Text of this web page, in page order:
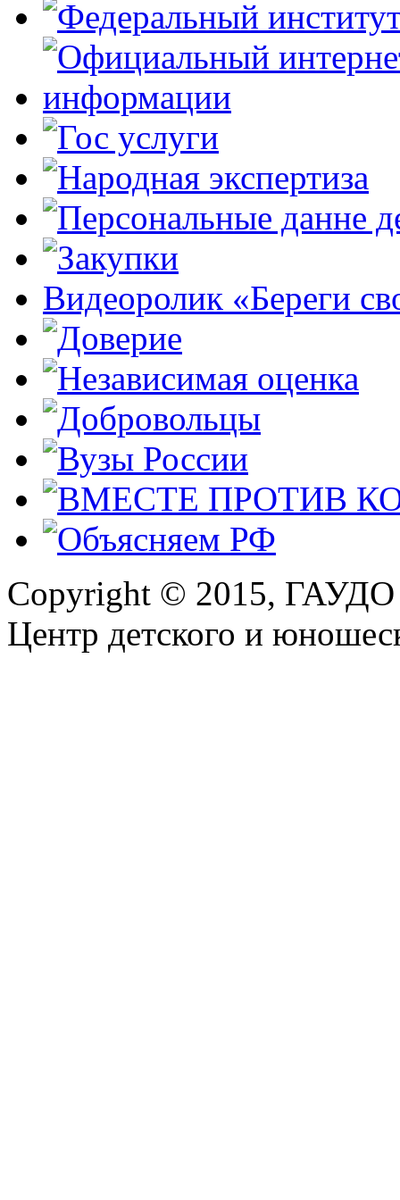
Видеоролик «Береги
Copyright © 2015, ГАУДО
Центр детского и